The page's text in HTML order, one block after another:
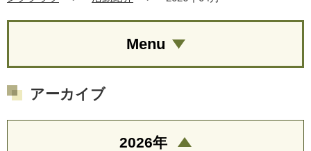
Menu
アーカイブ
2026年